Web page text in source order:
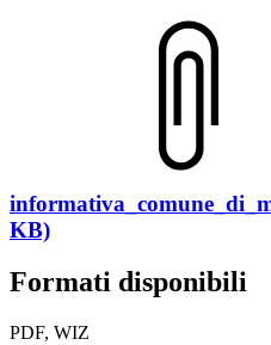
KB)
Formati disponibili
PDF, WIZ